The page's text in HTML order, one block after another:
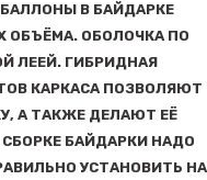
В БАЙДАРКЕ
ОБЪЁМА. ОБОЛОЧКА ПО
ЛЕЕЙ. ГИБРИДНАЯ
КАРКАСА ПОЗВОЛЯЮТ
А ТАКЖЕ ДЕЛАЮТ ЕЁ
БАЙДАРКИ НАДО
УСТАНОВИТЬ НА